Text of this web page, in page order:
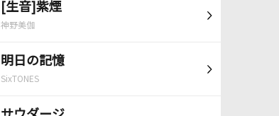
[生音]紫煙
神野美伽
明日の記憶
SixTONES